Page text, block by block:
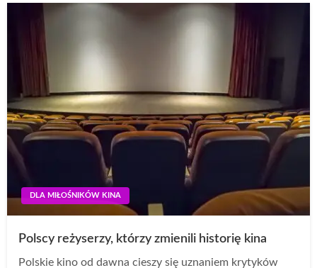
DLA MIŁOŚNIKÓW KINA
Polscy reżyserzy, którzy zmienili historię kina
Polskie kino od dawna cieszy się uznaniem krytyków